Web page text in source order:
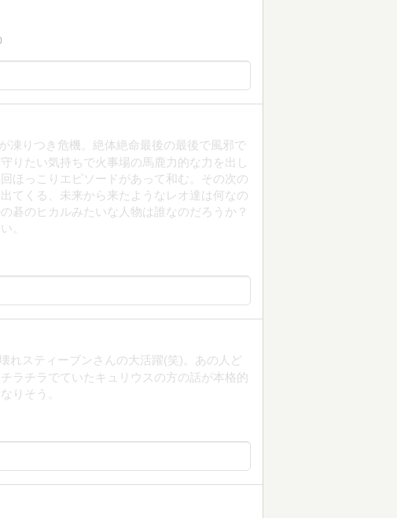
凍りつき危機。絶体絶命最後の最後で風邪で
りたい気持ちで火事場の馬鹿力的な力を出し
ほっこりエピソードがあって和む。その次の
てくる、未来から来たようなレオ達は何なの
碁のヒカルみたいな人物は誰なのだろうか？
。
れスティーブンさんの大活躍(笑)。あの人ど
ラチラでていたキュリウスの方の話が本格的
りそう。